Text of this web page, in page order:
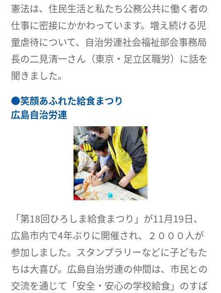
憲法は、住民生活と私たち公務公共に働く者の
仕事に密接にかかわっています。増え続ける児
童虐待について、自治労連社会福祉部会事務局
長の二見清一さん（東京・足立区職労）に話を
聞きました。
●笑顔あふれた給食まつり
広島自治労連
「第18回ひろしま給食まつり」が11月19日、
広島市内で4年ぶりに開催され、２０００人が
参加しました。スタンプラリーなどに子どもた
ちは大喜び。広島自治労連の仲間は、市民との
交流を通じて「安全・安心の学校給食」のすば